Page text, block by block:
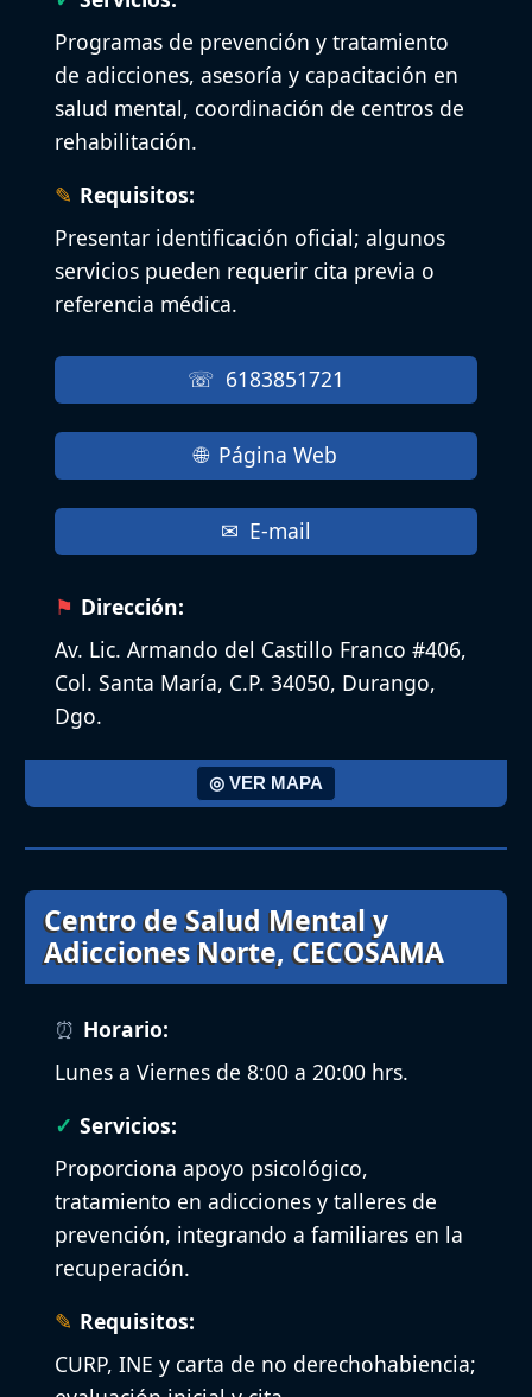
Programas de prevención y tratamiento
de adicciones, asesoría y capacitación en
salud mental, coordinación de centros de
rehabilitación.
Requisitos:
Presentar identificación oficial; algunos
servicios pueden requerir cita previa o
referencia médica.
6183851721
Página Web
E-mail
Dirección:
Av. Lic. Armando del Castillo Franco #406,
Col. Santa María, C.P. 34050, Durango,
Dgo.
◎ VER MAPA
Centro de Salud Mental y
Adicciones Norte, CECOSAMA
Horario:
Lunes a Viernes de 8:00 a 20:00 hrs.
Servicios:
Proporciona apoyo psicológico,
tratamiento en adicciones y talleres de
prevención, integrando a familiares en la
recuperación.
Requisitos:
CURP, INE y carta de no derechohabiencia;